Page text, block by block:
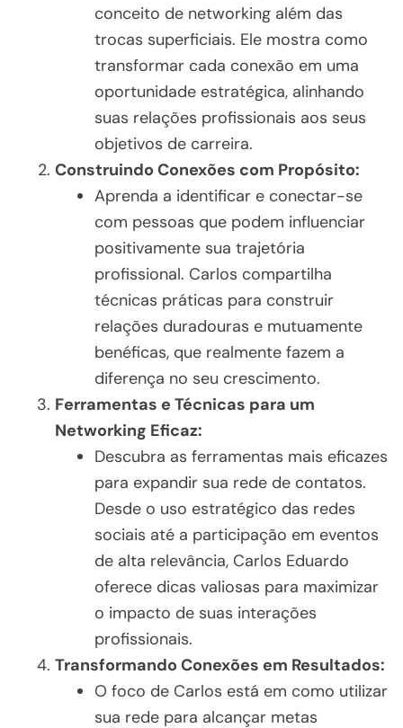
conceito de networking além das
trocas superficiais. Ele mostra como
transformar cada conexão em uma
oportunidade estratégica, alinhando
suas relações profissionais aos seus
objetivos de carreira.
Construindo Conexões com Propósito:
Aprenda a identificar e conectar-se
com pessoas que podem influenciar
positivamente sua trajetória
profissional. Carlos compartilha
técnicas práticas para construir
relações duradouras e mutuamente
benéficas, que realmente fazem a
diferença no seu crescimento.
Ferramentas e Técnicas para um
Networking Eficaz:
Descubra as ferramentas mais eficazes
para expandir sua rede de contatos.
Desde o uso estratégico das redes
sociais até a participação em eventos
de alta relevância, Carlos Eduardo
oferece dicas valiosas para maximizar
o impacto de suas interações
profissionais.
Transformando Conexões em Resultados:
O foco de Carlos está em como utilizar
sua rede para alcançar metas